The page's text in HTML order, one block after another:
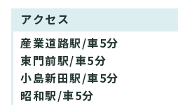
アクセス
産業道路駅/車5分
東門前駅/車5分
小島新田駅/車5分
昭和駅/車5分